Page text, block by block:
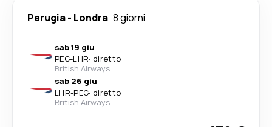
Perugia- Londra 8 giorni
sab 19 giu
PEG-LHR· diretto
British Airways
sab 26 giu
LHR-PEG· diretto
British Airways